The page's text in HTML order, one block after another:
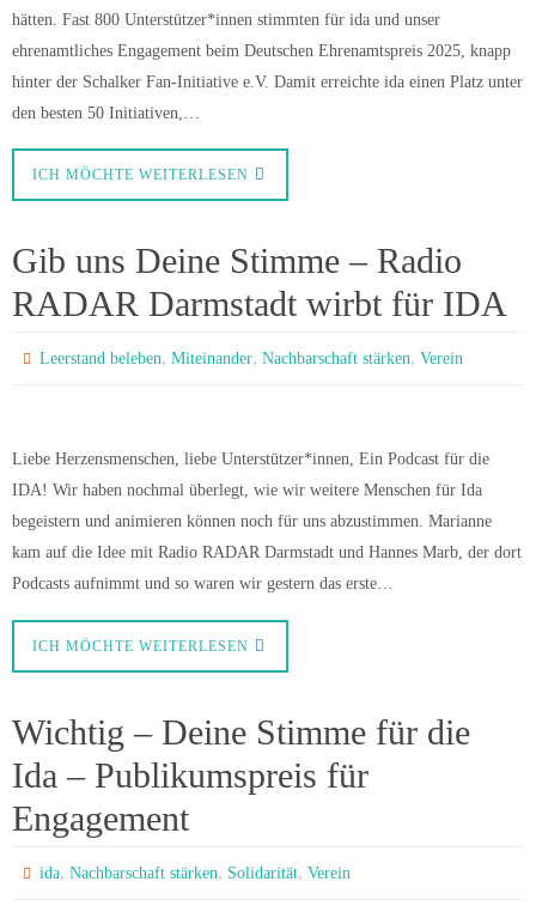
hätten. Fast 800 Unterstützer*innen stimmten für ida und unser
ehrenamtliches Engagement beim Deutschen Ehrenamtspreis 2025, knapp
hinter der Schalker Fan-Initiative e.V. Damit erreichte ida einen Platz unter
den besten 50 Initiativen,…
ICH MÖCHTE WEITERLESEN
Gib uns Deine Stimme – Radio
RADAR Darmstadt wirbt für IDA
Leerstand beleben,Miteinander,Nachbarschaft stärken,Verein
Liebe Herzensmenschen, liebe Unterstützer*innen, Ein Podcast für die
IDA! Wir haben nochmal überlegt, wie wir weitere Menschen für Ida
begeistern und animieren können noch für uns abzustimmen. Marianne
kam auf die Idee mit Radio RADAR Darmstadt und Hannes Marb, der dort
Podcasts aufnimmt und so waren wir gestern das erste…
ICH MÖCHTE WEITERLESEN
Wichtig – Deine Stimme für die
Ida – Publikumspreis für
Engagement
ida,Nachbarschaft stärken, Solidarität,Verein